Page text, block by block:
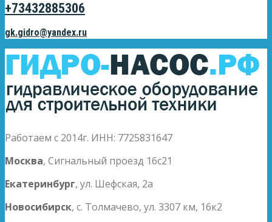
+73432885306
gk.gidro@yandex.ru
Работаем с 2014г. ИНН: 7725831647
Москва, Сигнальный проезд 16с21
Екатеринбург, ул. Шефская, 2а
Новосибирск, с. Толмачево, ул. 3307 км, 16к2